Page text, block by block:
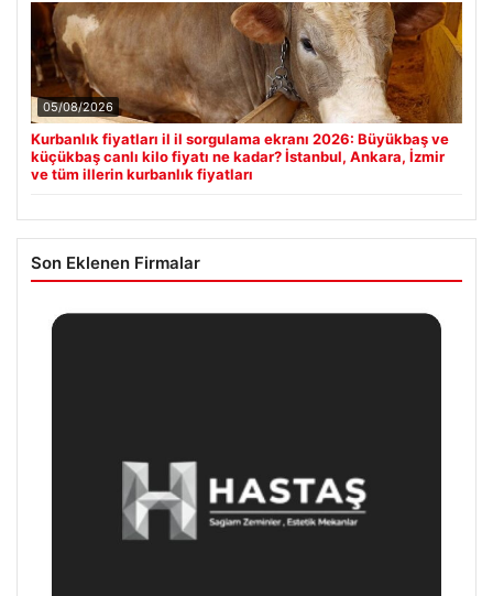
05/08/2026
Kurbanlık fiyatları il il sorgulama ekranı 2026: Büyükbaş ve
küçükbaş canlı kilo fiyatı ne kadar? İstanbul, Ankara, İzmir
ve tüm illerin kurbanlık fiyatları
Son Eklenen Firmalar